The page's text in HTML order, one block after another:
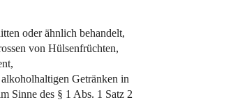
oder ähnlich behandelt,
von Hülsenfrüchten,
Getränken in
Sinne des § 1 Abs. 1 Satz 2